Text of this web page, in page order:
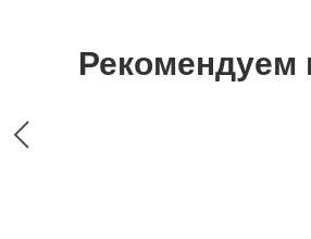
Рекомендуем